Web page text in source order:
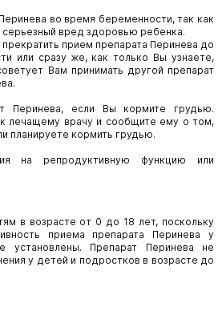
во время беременности, так как
вред здоровью ребенка.
прием препарата Перинева до
или сразу же, как только Вы узнаете,
Вам принимать другой препарат
Перинева, если Вы кормите грудью.
лечащему врачу и сообщите ему о том,
планируете кормить грудью.
на репродуктивную функцию или
в возрасте от 0 до 18 лет, поскольку
приема препарата Перинева у
установлены. Препарат Перинева не
у детей и подростков в возрасте до